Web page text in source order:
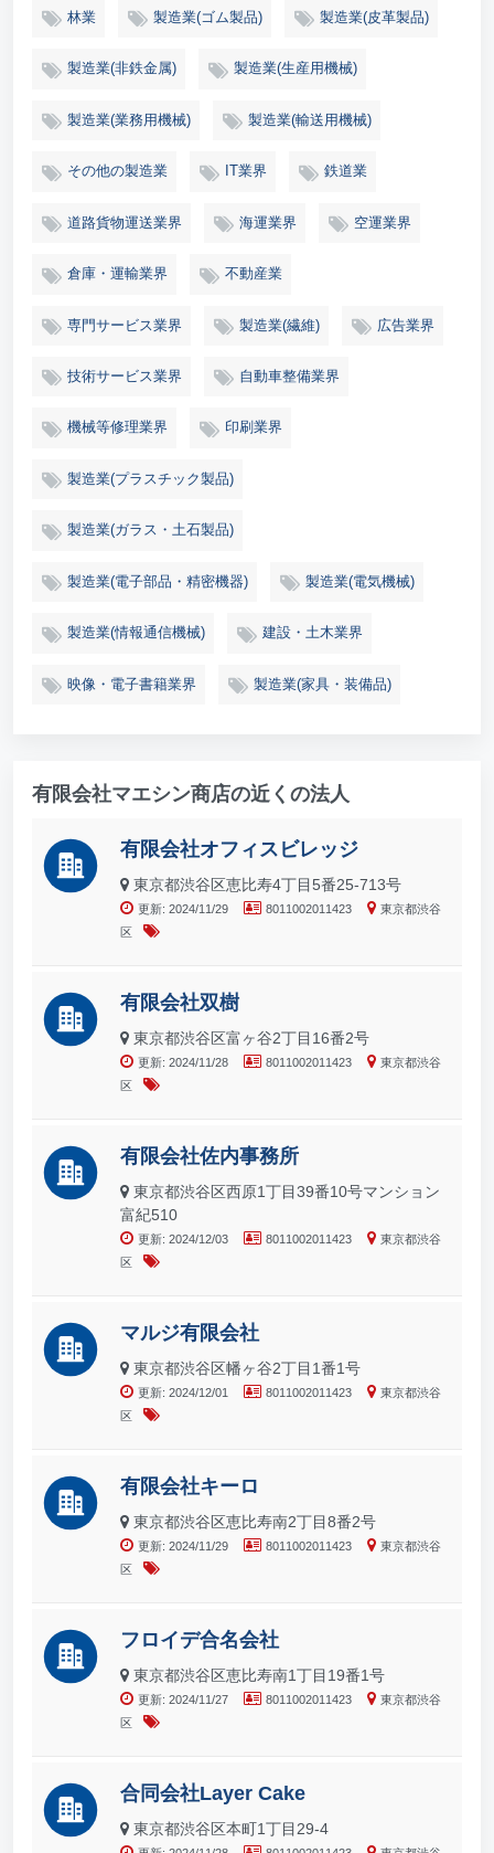
林業 製造業(ゴム製品) 製造業(皮革製品)
製造業(非鉄金属) 製造業(生産用機械)
製造業(業務用機械) 製造業(輸送用機械)
その他の製造業 IT業界 鉄道業
道路貨物運送業界 海運業界 空運業界
倉庫・運輸業界 不動産業
専門サービス業界 製造業(繊維) 広告業界
技術サービス業界 自動車整備業界
機械等修理業界 印刷業界
製造業(プラスチック製品)
製造業(ガラス・土石製品)
製造業(電子部品・精密機器) 製造業(電気機械)
製造業(情報通信機械) 建設・土木業界
映像・電子書籍業界 製造業(家具・装備品)
有限会社マエシン商店の近くの法人
有限会社オフィスビレッジ
東京都渋谷区恵比寿4丁目5番25-713号
更新: 2024/11/29 8011002011423
東京都渋谷
区
有限会社双樹
東京都渋谷区富ヶ谷2丁目16番2号
更新: 2024/11/28 8011002011423
東京都渋谷
区
有限会社佐内事務所
東京都渋谷区西原1丁目39番10号マンション
富紀510
更新: 2024/12/03 8011002011423
東京都渋谷
区
マルジ有限会社
東京都渋谷区幡ヶ谷2丁目1番1号
更新: 2024/12/01 8011002011423
東京都渋谷
区
有限会社キーロ
東京都渋谷区恵比寿南2丁目8番2号
更新: 2024/11/29 8011002011423
東京都渋谷
区
フロイデ合名会社
東京都渋谷区恵比寿南1丁目19番1号
更新: 2024/11/27 8011002011423
東京都渋谷
区
合同会社Layer Cake
東京都渋谷区本町1丁目29-4